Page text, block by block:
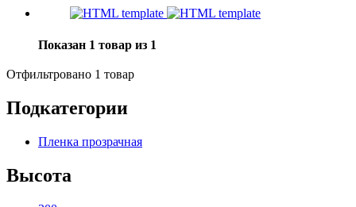
Показан 1 товар из 1
Отфильтровано 1 товар
Подкатегории
Пленка прозрачная
Высота